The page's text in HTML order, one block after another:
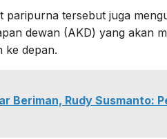
paripurna tersebut juga
dewan (AKD) yang akan
ke depan.
Beriman, Rudy Susmanto: